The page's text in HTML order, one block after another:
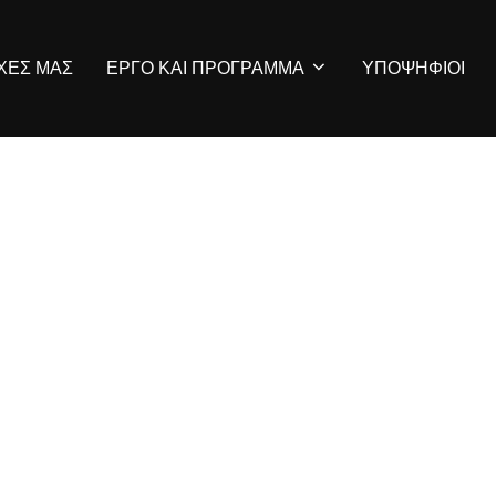
ΜΑΣ ΕΡΓΟ ΚΑΙ ΠΡΟΓΡΑΜΜΑ ΥΠΟΨΗΦΙΟΙ